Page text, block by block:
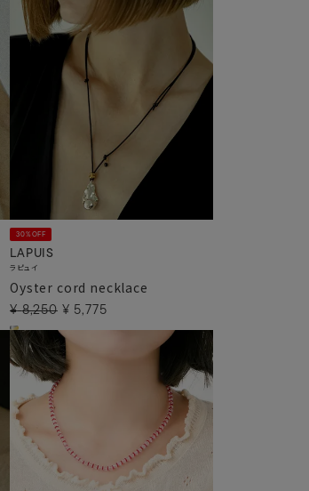
30%OFF
LAPUIS
ラピュイ
Oyster cord necklace
¥ 8,250 ¥ 5,775